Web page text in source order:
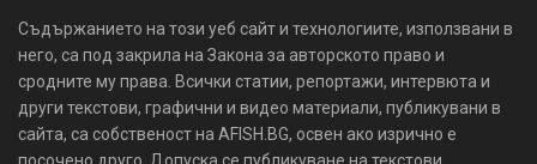
Съдържанието на този уеб сайт и технологиите, използвани в
него, са под закрила на Закона за авторското право и
сродните му права. Всички статии, репортажи, интервюта и
други текстови, графични и видео материали, публикувани в
сайта, са собственост на AFISH.BG, освен ако изрично е
посочено друго. Допуска се публикуване на текстови